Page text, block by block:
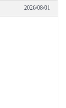
2026/08/01